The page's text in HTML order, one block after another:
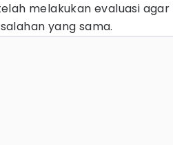
melakukan evaluasi agar
yang sama.